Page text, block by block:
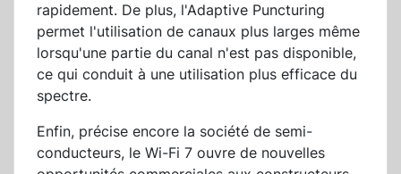
rapidement. De plus, l'Adaptive Puncturing
permet l'utilisation de canaux plus larges même
lorsqu'une partie du canal n'est pas disponible,
ce qui conduit à une utilisation plus efficace du
spectre.
Enfin, précise encore la société de semi-
conducteurs, le Wi-Fi 7 ouvre de nouvelles